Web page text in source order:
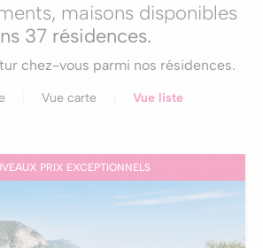
maisons disponibles
37 résidences.
chez-vous parmi nos résidences.
Vue carte Vue liste
PRIX EXCEPTIONNELS